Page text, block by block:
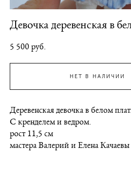
Девочка деревенская в
5 500 pуб.
НЕТ В НАЛИЧИИ
Деревенская девочка в белом
С кренделем и ведром.
рост 11,5 см
мастера Валерий и Елена Качаевы